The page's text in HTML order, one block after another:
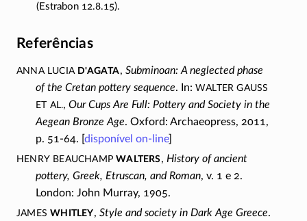
(Estrabon 12.8.15).
Referências
Anna Lucia D'Agata, Subminoan: A neglected phase
of the Cretan pottery sequence. In: Walter Gauß
et al.,Our Cups Are Full: Pottery and Society in the
Aegean Bronze Age. Oxford: Archaeopress, 2011,
p. 51-64. [ disponível on-line]
Henry BeauchampWalters, History of ancient
pottery, Greek, Etruscan, and Roman, v. 1 e 2.
London: John Murray, 1905.
JamesWhitley, Style and society in Dark Age Greece.